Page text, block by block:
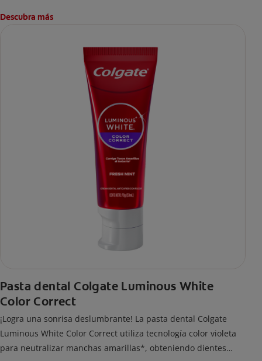
Descubra más
Pasta dental Colgate Luminous White
Color Correct
¡Logra una sonrisa deslumbrante! La pasta dental Colgate
Luminous White Color Correct utiliza tecnología color violeta
para neutralizar manchas amarillas*, obteniendo dientes